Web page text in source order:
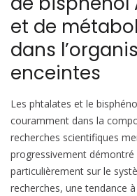
et de
dans
enceintes
Les phtalates et le
couramment dans la
recherches scientifiques
progressivement
particulièrement sur le
recherches, une tendance